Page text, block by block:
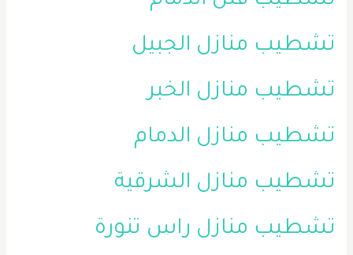
تشطيب منازل الجبيل
تشطيب منازل الخبر
تشطيب منازل الدمام
تشطيب منازل الشرقية
تشطيب منازل راس تنورة